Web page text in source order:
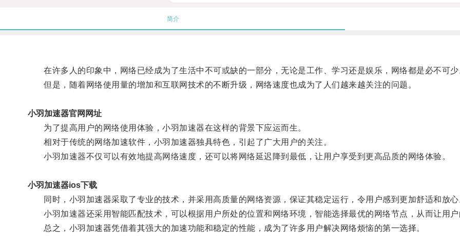
简介
在许多人的印象中，网络已经成为了生活中不可或缺的一部分，无论是工作、学习还是娱乐，网络都是必不可少
但是，随着网络使用量的增加和互联网技术的不断升级，网络速度也成为了人们越来越关注的问题。
小羽加速器官网网址
为了提高用户的网络使用体验，小羽加速器在这样的背景下应运而生。
相对于传统的网络加速软件，小羽加速器独具特色，引起了广大用户的关注。
小羽加速器不仅可以有效地提高网络速度，还可以将网络延迟降到最低，让用户享受到更高品质的网络体验。
小羽加速器ios下载
同时，小羽加速器采取了专业的技术，并采用高质量的网络资源，保证其稳定运行，令用户感到更加舒适和放心
小羽加速器还采用智能匹配技术，可以根据用户所处的位置和网络环境，智能选择最优的网络节点，从而让用户
总之，小羽加速器凭借着其强大的加速功能和稳定的性能，成为了许多用户解决网络烦恼的第一选择。